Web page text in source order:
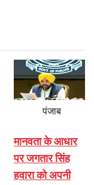
पंजाब
मानवता के आधार
पर जगतार सिंह
हवारा को अपनी